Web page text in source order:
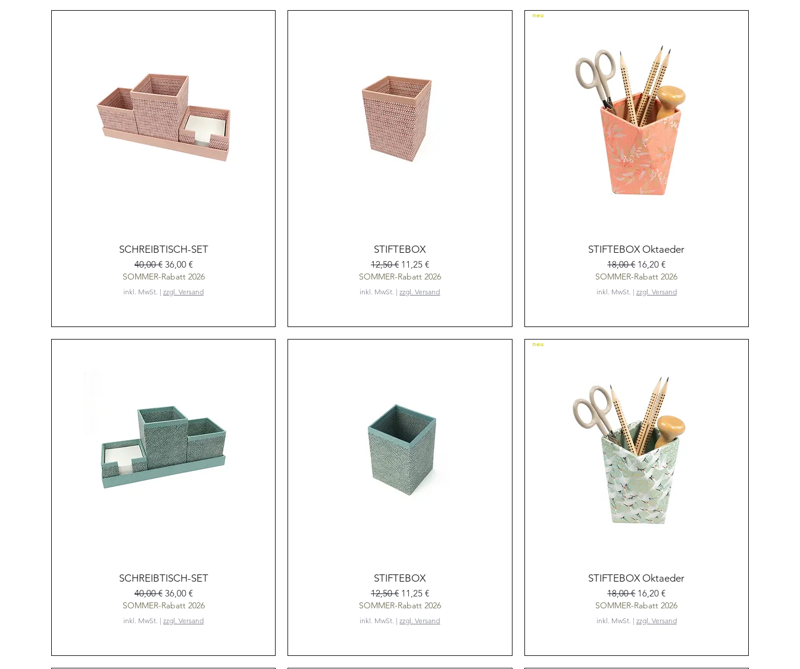
Schnellansicht
SCHREIBTISCH-SET
Standardpreis
40,00 € Sale-Preis
36,00 €
SOMMER-Rabatt 2026
inkl. MwSt. |zzgl. Versand
Schnellansicht
STIFTEBOX
Standardpreis
12,50 € Sale-Preis
11,25 €
SOMMER-Rabatt 2026
inkl. MwSt. |zzgl. Versand
Schnellansicht
NEU
STIFTEBOX Oktaeder
Standardpreis
18,00 € Sale-Preis
16,20 €
SOMMER-Rabatt 2026
inkl. MwSt. | zzgl. Versand
Schnellansicht
SCHREIBTISCH-SET
Standardpreis
40,00 € Sale-Preis
36,00 €
SOMMER-Rabatt 2026
inkl. MwSt. |zzgl. Versand
Schnellansicht
STIFTEBOX
Standardpreis
12,50 € Sale-Preis
11,25 €
SOMMER-Rabatt 2026
inkl. MwSt. |zzgl. Versand
Schnellansicht
NEU
STIFTEBOX Oktaeder
Standardpreis
18,00 € Sale-Preis
16,20 €
SOMMER-Rabatt 2026
inkl. MwSt. | zzgl. Versand